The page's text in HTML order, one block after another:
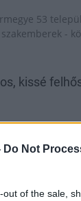
Do Not
out of the sale,
53
-
kissé